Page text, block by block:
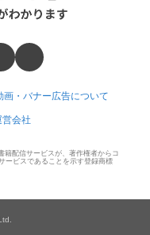
画・バナー広告について
営会社
籍配信サービスが、著作権者からコ
ービスであることを示す登録商標